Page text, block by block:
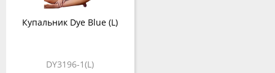
Купальник Dye Blue (L)
DY3196-1(L)